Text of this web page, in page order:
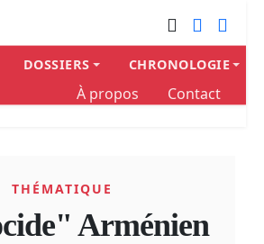
DOSSIERS CHRONOLOGIE
À propos Contact
THÉMATIQUE
Arménien